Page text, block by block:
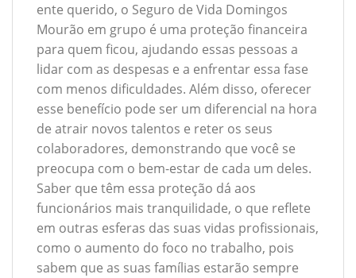
ente querido, o Seguro de Vida Domingos
Mourão em grupo é uma proteção financeira
para quem ficou, ajudando essas pessoas a
lidar com as despesas e a enfrentar essa fase
com menos dificuldades. Além disso, oferecer
esse benefício pode ser um diferencial na hora
de atrair novos talentos e reter os seus
colaboradores, demonstrando que você se
preocupa com o bem-estar de cada um deles.
Saber que têm essa proteção dá aos
funcionários mais tranquilidade, o que reflete
em outras esferas das suas vidas profissionais,
como o aumento do foco no trabalho, pois
sabem que as suas famílias estarão sempre